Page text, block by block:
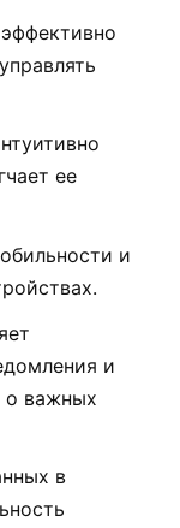
ее
и
и
о важных
в